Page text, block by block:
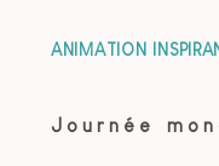
ANIMATION
Journée